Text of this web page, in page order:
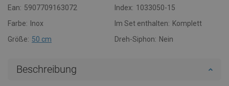
Ean: 5907709163072 Index: 1033050-15
Farbe:
Inox Im Set enthalten: Komplett
Größe: 50 cm Dreh-Siphon: Nein
Beschreibung